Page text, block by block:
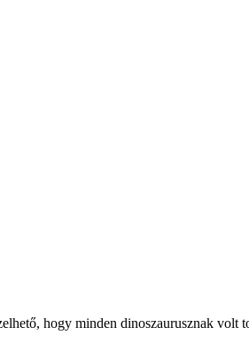
hogy minden dinoszaurusznak volt